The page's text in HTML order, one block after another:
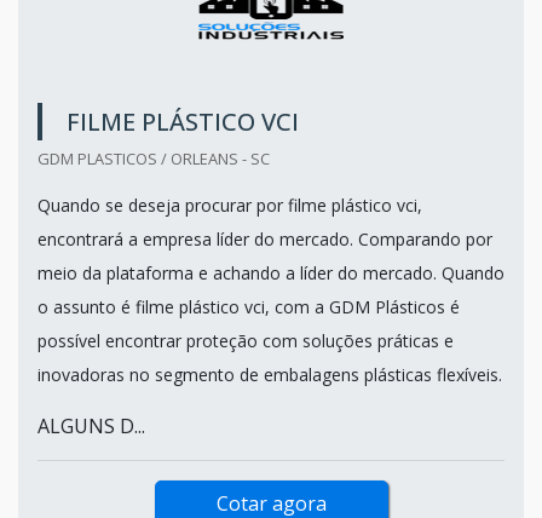
FILME PLÁSTICO VCI
GDM PLASTICOS / ORLEANS - SC
Quando se deseja procurar por filme plástico vci,
encontrará a empresa líder do mercado. Comparando por
meio da plataforma e achando a líder do mercado. Quando
o assunto é filme plástico vci, com a GDM Plásticos é
possível encontrar proteção com soluções práticas e
inovadoras no segmento de embalagens plásticas flexíveis.
ALGUNS D...
Cotar agora